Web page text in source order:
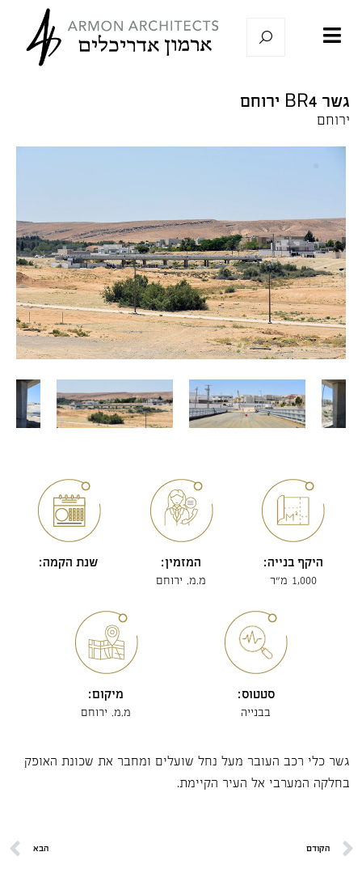
היקף בנייה:
1,000 מ"ר
המזמין:
מ.מ. ירוחם
שנת הקמה:
סטטוס:
בבנייה
מיקום:
מ.מ. ירוחם
גשר כלי רכב העובר מעל נחל שועלים ומחבר את שכונת האופק
בחלקה המערבי אל העיר הקיימת.
גשר BR4 ירוחם
ירוחם
הקודם הבא